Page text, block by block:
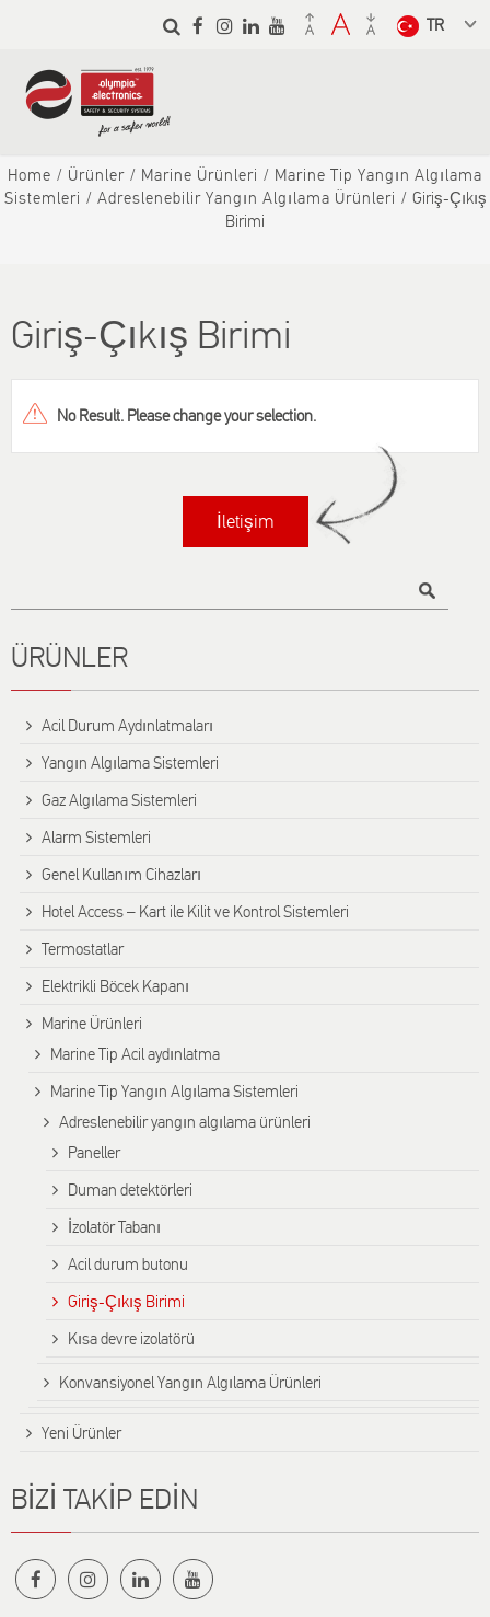
Skip to
main
Home Ürünler Marine Ürünleri
Marine Tip Yangın Algılama
Sistemleri
Adreslenebilir Yangın Algılama Ürünleri
Giriş-Çıkış
Birimi
Giriş-Çıkış Birimi
No Result. Please change your selection.
İletişim
ÜRÜNLER
Αcil Durum Aydınlatmaları
Yangın Algılama Sistemleri
Gaz Algılama Sistemleri
Alarm Sistemleri
Genel Kullanım Cihazları
Hotel Access – Kart ile Kilit ve Kontrol Sistemleri
Termostatlar
Elektrikli Böcek Kapanı
Marine Ürünleri
Marine Tip Acil aydınlatma
Marine Tip Yangın Algılama Sistemleri
Adreslenebilir yangın algılama ürünleri
Paneller
Duman detektörleri
İzolatör Tabanı
Acil durum butonu
Giriş-Çıkış Birimi
Kısa devre izolatörü
Konvansiyonel Yangın Algılama Ürünleri
Yeni Ürünler
BİZİ TAKİP EDİN